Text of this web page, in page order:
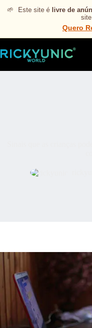
🌱 Este site é livre de
Quero